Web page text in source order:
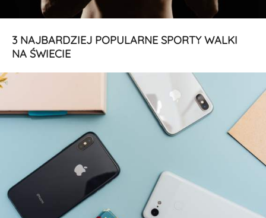
3 NAJBARDZIEJ POPULARNE SPORTY WALKI
NA ŚWIECIE